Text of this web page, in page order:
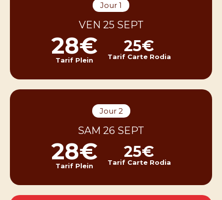
Jour 1
VEN 25 SEPT
28€
Tarif Plein
25€
Tarif Carte Rodia
Jour 2
SAM 26 SEPT
28€
Tarif Plein
25€
Tarif Carte Rodia